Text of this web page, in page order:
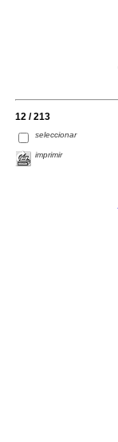
12 / 213
seleccionar
imprimir